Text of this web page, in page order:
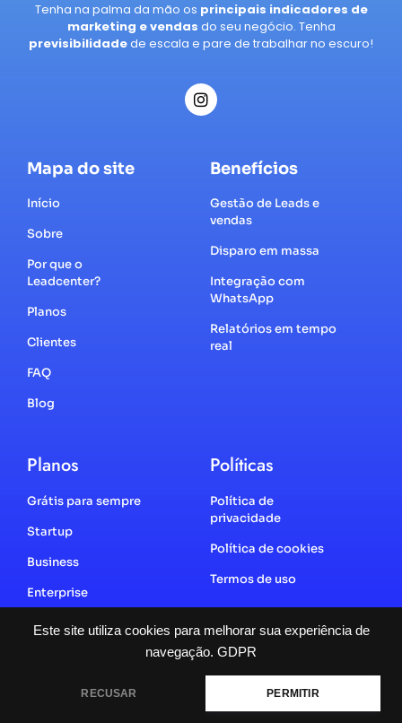
Este site utiliza cookies para melhorar sua experiência de
navegação. GDPR
RECUSAR PERMITIR
Tenha na palma da mão os principais indicadores de
marketing e vendas do seu negócio. Tenha
previsibilidadede escala e pare de trabalhar no escuro!
Mapa do site
Início
Sobre
Por que o
Leadcenter?
Planos
Clientes
FAQ
Blog
Benefícios
Gestão de Leads e
vendas
Disparo em massa
Integração com
WhatsApp
Relatórios em tempo
real
Planos
Grátis para sempre
Startup
Business
Enterprise
Políticas
Política de
privacidade
Política de cookies
Termos de uso
Feito por Agência Novo Foco